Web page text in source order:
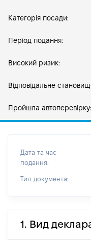
Категорія посади:
Період подання:
Високий ризик:
Відповідальне
Пройшла автоперевірку:
Дата та час
подання:
Тип документа:
1. Вид